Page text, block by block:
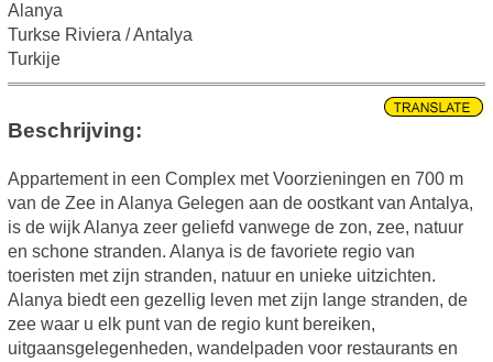
Alanya
Turkse Riviera / Antalya
Turkije
Beschrijving:
Appartement in een Complex met Voorzieningen en 700 m
van de Zee in Alanya Gelegen aan de oostkant van Antalya,
is de wijk Alanya zeer geliefd vanwege de zon, zee, natuur
en schone stranden. Alanya is de favoriete regio van
toeristen met zijn stranden, natuur en unieke uitzichten.
Alanya biedt een gezellig leven met zijn lange stranden, de
zee waar u elk punt van de regio kunt bereiken,
uitgaansgelegenheden, wandelpaden voor restaurants en